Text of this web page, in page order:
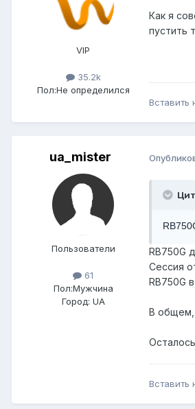
VIP
35.2k
Пол:Не определился
Как я
пустить
Вставить
ua_mister
Пользователи
61
Пол:Мужчина
Город: UA
RB750G
Сессия
RB750G
В общем,
Вставить